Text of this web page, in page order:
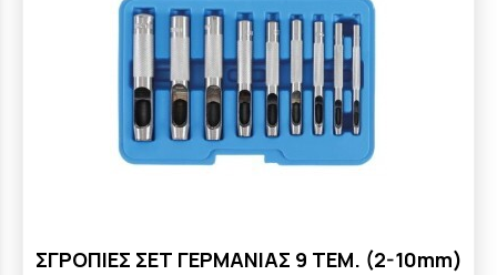
ΣΓΡΟΠΙΕΣ ΣΕΤ ΓΕΡΜΑΝΙΑΣ 9 ΤΕΜ. (2-10mm)